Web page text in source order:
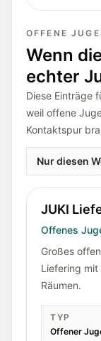
OFFENE
Wenn
echter
Diese Einträge
weil offene
Kontaktspur
Nur diesen
JUKI
Offenes
Großes
Liefering mit
Räumen.
TYP
Offener